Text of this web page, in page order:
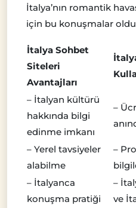
İtalya’nın romantik
için bu konuşmalar
İtalya Sohbet
Siteleri
Avantajları
– İtalyan kültürü
hakkında bilgi
edinme imkanı
–
– Yerel tavsiyeler
alabilme
–
– İtalyanca
konuşma pratiği
–
ve